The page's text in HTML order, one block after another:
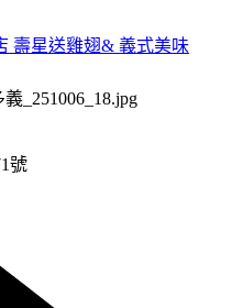
壽星送雞翅& 義式美味
號